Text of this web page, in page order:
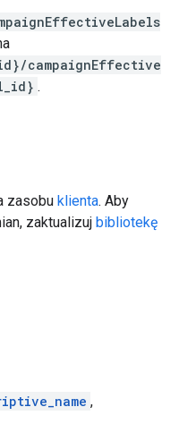
campaignEffective
.
zasobu klienta. Aby
zaktualizuj bibliotekę
,